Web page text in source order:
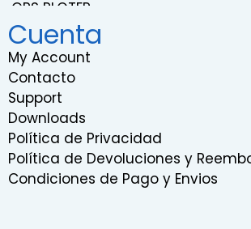
GPS PLOTER
NAVEGACIÓN
TRANSDUCTORES
SONDAS
SISTEMA DE SONIDO Y
RADIOS VHF
RADARES
INSTRUMENTACION
RELOJES EMBARCACIONES
COMPÁS DE BARCO
Cuenta
My Account
Contacto
Support
Downloads
Política de Privacidad
Política de Devoluciones y
Condiciones de Pago y Envios